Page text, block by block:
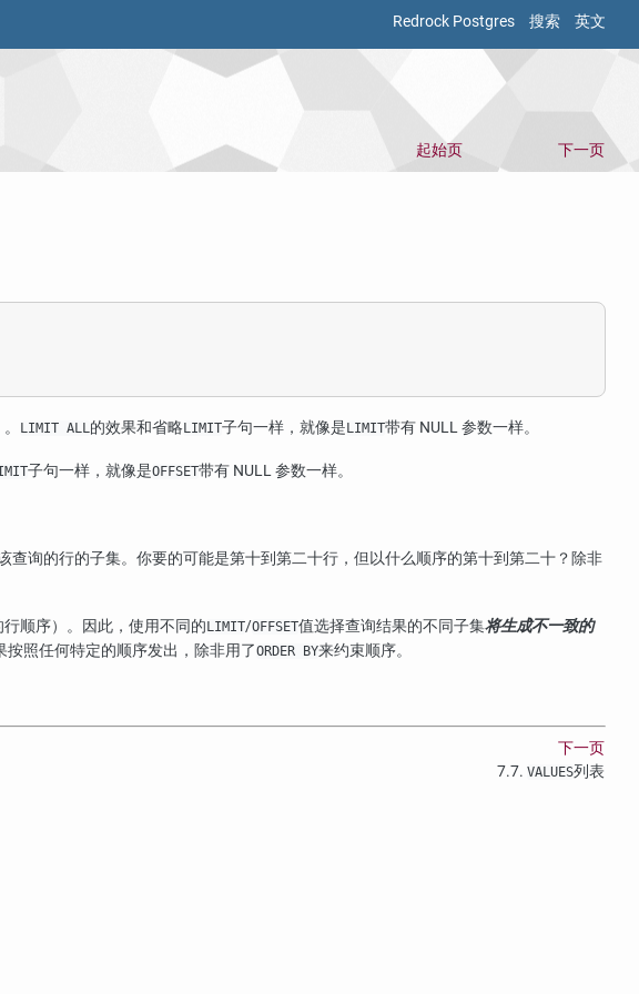
Redrock Postgres 搜索 英文
起始页 下一页
LIMIT ALL 的效果和省略LIMIT子句一样，就像是LIMIT带有 NULL 参数一样。
子句一样，就像是OFFSET带有 NULL 参数一样。
询的行的子集。你要的可能是第十到第二十行，但以什么顺序的第十到第二十？除非
顺序）。因此，使用不同的LIMIT/OFFSET值选择查询结果的不同子集将生成不一致的
照任何特定的顺序发出，除非用了ORDER BY来约束顺序。
下一页
7.7. VALUES列表